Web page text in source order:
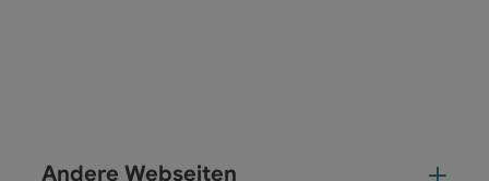
Andere Webseiten